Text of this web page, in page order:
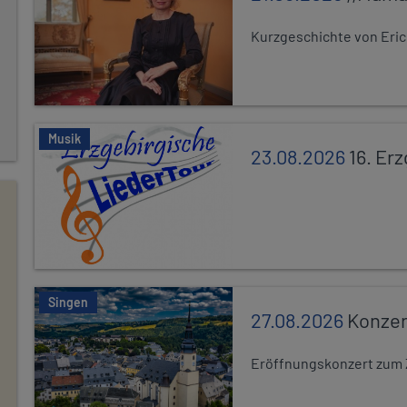
Kurzgeschichte von
Musik
23.08.202616.
Singen
27.08.2026
Eröffnungskonzert zum